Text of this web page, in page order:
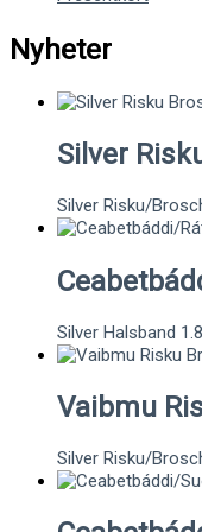
Nyheter
Silver
Silver Risku/
Silver Halsband
Vaibmu
Silver Risku/